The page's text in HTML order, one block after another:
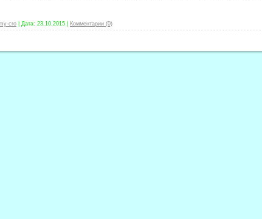
cro Дата: 23.10.2015 Комментарии (0)